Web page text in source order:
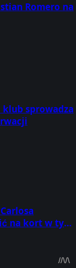
Romero na
klub sprowadza
na kort w tym